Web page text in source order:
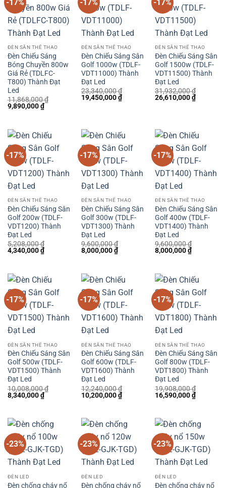
-17%
ĐÈN SÂN THỂ THAO
Đèn Chiếu Sáng
Bóng Chuyền 800w
Giá Rẻ (TDLFC-
T800) Thành Đạt
Led
11,868,000₫
Giá
gốc
9,890,000₫Giá
hiện
9,890,000 ₫.
-17%
ĐÈN SÂN THỂ THAO
Đèn Chiếu Sáng Sân
Golf 1000w (TDLF-
VDT11000) Thành
Đạt Led
23,340,000₫
Giá
gốc
19,450,000₫Giá
hiện
-17%
ĐÈN SÂN THỂ THAO
Đèn Chiếu Sáng Sân
Golf 1500w (TDLF-
VDT11500) Thành
Đạt Led
31,932,000₫
Giá
gốc
26,610,000₫Giá
hiện
-17%
ĐÈN SÂN THỂ THAO
Đèn Chiếu Sáng Sân
Golf 200w (TDLF-
VDT1200) Thành
Đạt Led
5,208,000₫
Giá
gốc
4,340,000₫Giá
hiện
4,340,000 ₫.
-17%
ĐÈN SÂN THỂ THAO
Đèn Chiếu Sáng Sân
Golf 300w (TDLF-
VDT1300) Thành
Đạt Led
9,600,000₫
Giá
gốc
8,000,000₫Giá
hiện
8,000,000 ₫.
-17%
ĐÈN SÂN THỂ THAO
Đèn Chiếu Sáng Sân
Golf 400w (TDLF-
VDT1400) Thành
Đạt Led
9,600,000₫
Giá
gốc
8,000,000₫Giá
hiện
8,000,000
-17%
ĐÈN SÂN THỂ THAO
Đèn Chiếu Sáng Sân
Golf 500w (TDLF-
VDT1500) Thành
Đạt Led
10,008,000₫
Giá
gốc
8,340,000₫Giá
hiện
8,340,000 ₫.
-17%
ĐÈN SÂN THỂ THAO
Đèn Chiếu Sáng Sân
Golf 600w (TDLF-
VDT1600) Thành
Đạt Led
12,240,000₫
Giá
gốc
10,200,000₫Giá
hiện
10,200,000 ₫.
-17%
ĐÈN SÂN THỂ THAO
Đèn Chiếu Sáng Sân
Golf 800w (TDLF-
VDT1800) Thành
Đạt Led
19,908,000₫
Giá
gốc
16,590,000₫Giá
hiện
-23%
ĐÈN LED
Đèn chống cháy nổ
-23%
ĐÈN LED
Đèn chống cháy nổ
-23%
ĐÈN LED
Đèn chống cháy nổ